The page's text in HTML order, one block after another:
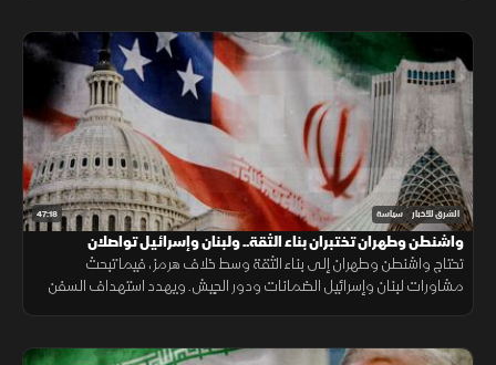
47:18 الشرق للأخبار سياسة
واشنطن وطهران تختبران بناء الثقة.. ولبنان وإسرائيل تواصلان
المشاورات
تحتاج واشنطن وطهران إلى بناء الثقة وسط خلاف هرمز، فيما تبحث
مشاورات لبنان وإسرائيل الضمانات ودور الجيش. ويهدد استهداف السفن